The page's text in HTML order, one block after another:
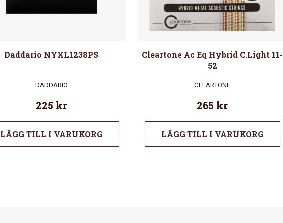
Daddario NYXL1238PS
DADDARIO
225 kr
LÄGG TILL I VARUKORG
Cleartone Ac Eq Hybrid C.Light 11-
52
CLEARTONE
265 kr
LÄGG TILL I VARUKORG